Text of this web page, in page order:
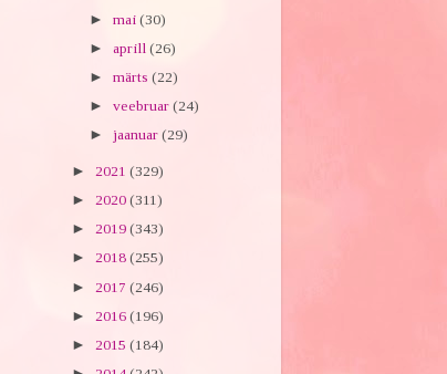
► mai (30)
► aprill (26)
► märts (22)
► veebruar (24)
► jaanuar (29)
► 2021 (329)
► 2020 (311)
► 2019 (343)
► 2018 (255)
► 2017 (246)
► 2016 (196)
► 2015 (184)